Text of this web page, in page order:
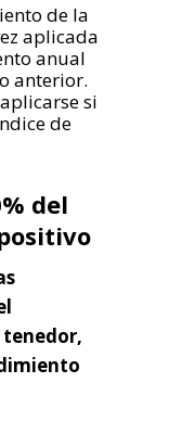
de la
aplicada
anual
anterior.
si
de
del